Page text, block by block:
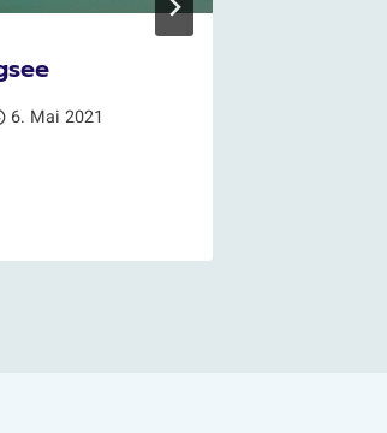
6. Mai 2021